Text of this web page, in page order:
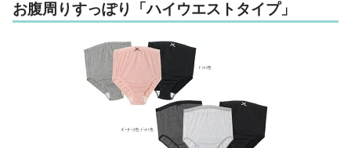
お腹周りすっぽり「ハイウエストタイプ」